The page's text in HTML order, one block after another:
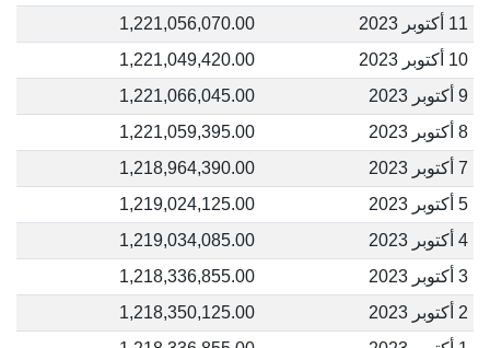
11 أكتوبر 2023
1,221,056,070.00
10 أكتوبر 2023
1,221,049,420.00
9 أكتوبر 2023
1,221,066,045.00
8 أكتوبر 2023
1,221,059,395.00
7 أكتوبر 2023
1,218,964,390.00
5 أكتوبر 2023
1,219,024,125.00
4 أكتوبر 2023
1,219,034,085.00
3 أكتوبر 2023
1,218,336,855.00
2 أكتوبر 2023
1,218,350,125.00